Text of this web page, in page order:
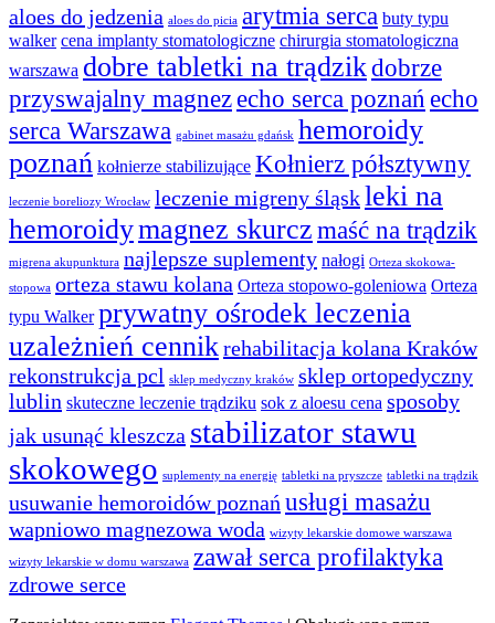
aloes do jedzenia aloes do picia arytmia serca buty typu
walker cena implanty stomatologiczne chirurgia stomatologiczna
warszawa dobre tabletki na trądzikdobrze
przyswajalny magnezecho serca poznań echo
serca Warszawa gabinet masażu gdańsk hemoroidy
poznań kołnierze stabilizujące Kołnierz półsztywny
leczenie boreliozy Wrocław leczenie migreny śląskleki na
hemoroidymagnez skurczmaść na trądzik
migrena akupunktura najlepsze suplementy nałogi Orteza skokowa-
stopowa orteza stawu kolana Orteza stopowo-goleniowa Orteza
typu Walker prywatny ośrodek leczenia
uzależnień cennikrehabilitacja kolana Kraków
rekonstrukcja pcl sklep medyczny kraków sklep ortopedyczny
lublin skuteczne leczenie trądziku sok z aloesu cena sposoby
jak usunąć kleszcza stabilizator stawu
skokowego suplementy na energię tabletki na pryszcze tabletki na trądzik
usuwanie hemoroidów poznań usługi masażu
wapniowo magnezowa woda wizyty lekarskie domowe warszawa
wizyty lekarskie w domu warszawa zawał serca profilaktyka
zdrowe serce